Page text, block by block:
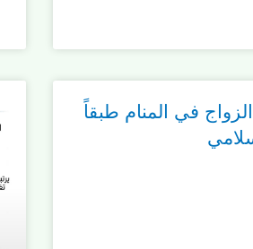
في المنام طبقاً